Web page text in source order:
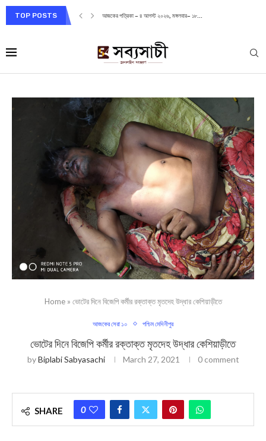
TOP POSTS আজকের পত্রিকা – ৪ আগস্ট ২০২৬, মঙ্গলবার– ১৮...
Home» ভোটের দিনে বিজেপি কর্মীর রক্তাক্ত মৃতদেহ উদ্ধার কেশিয়াড়ীতে
আজকের সেরা ১০ পশ্চিম মেদিনীপুর
ভোটের দিনে বিজেপি কর্মীর রক্তাক্ত মৃতদেহ উদ্ধার কেশিয়াড়ীতে
byBiplabi Sabyasachi March 27, 2021 0 comment
SHARE 0